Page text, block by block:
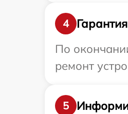
4
Гарантия
По
ремонт
5